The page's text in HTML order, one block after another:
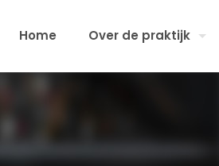
Home Over de praktijk